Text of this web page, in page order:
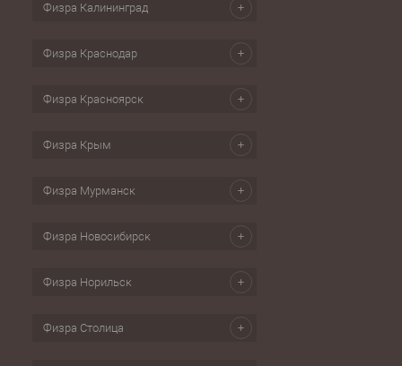
Физра Калининград
Физра Краснодар
Физра Красноярск
Физра Крым
Физра Мурманск
Физра Новосибирск
Физра Норильск
Физра Столица